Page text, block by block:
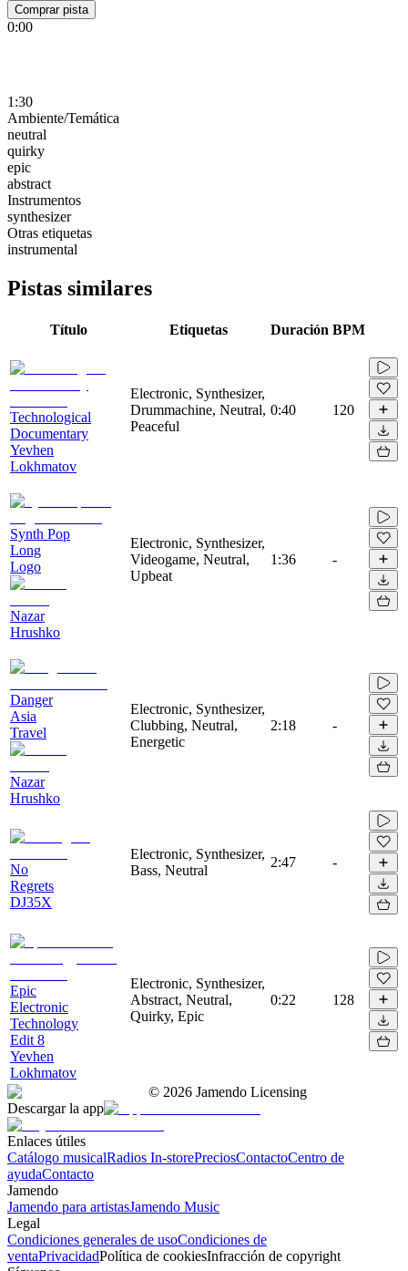
Comprar pista
0:00
1:30
Ambiente/Temática
neutral
quirky
epic
abstract
Instrumentos
synthesizer
Otras etiquetas
instrumental
Pistas similares
Título Etiquetas Duración BPM
Technological
Documentary
Yevhen
Lokhmatov
Electronic, Synthesizer,
Drummachine, Neutral,
Peaceful
0:40 120
Synth Pop
Long
Logo
Nazar
Hrushko
Electronic, Synthesizer,
Videogame, Neutral,
Upbeat
1:36 -
Danger
Asia
Travel
Nazar
Hrushko
Electronic, Synthesizer,
Clubbing, Neutral,
Energetic
2:18 -
No
Regrets
DJ35X
Electronic, Synthesizer,
Bass, Neutral
2:47 -
Epic
Electronic
Technology
Edit 8
Yevhen
Lokhmatov
Electronic, Synthesizer,
Abstract, Neutral,
Quirky, Epic
0:22 128
© 2026 Jamendo Licensing
Descargar la app
Enlaces útiles
Catálogo musicalRadios In-storePreciosContactoCentro de
ayudaContacto
Jamendo
Jamendo para artistasJamendo Music
Legal
Condiciones generales de usoCondiciones de
ventaPrivacidadPolítica de cookiesInfracción de copyright